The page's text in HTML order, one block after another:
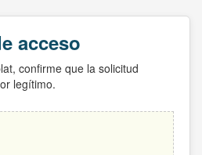
acceso
confirme que la solicitud
legítimo.